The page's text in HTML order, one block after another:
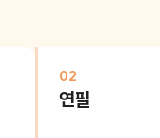
02
연필